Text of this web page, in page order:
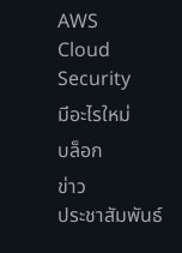
AWS
Cloud
Security
มีอะไรใหม่
บล็อก
ข่าว
ประชาสัมพันธ์